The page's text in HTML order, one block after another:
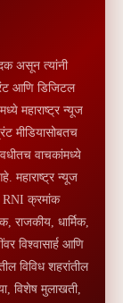
असून त्यांनी
आणि डिजिटल
महाराष्ट्र न्यूज
मीडियासोबतच
वाचकांमध्ये
महाराष्ट्र न्यूज
RNI क्रमांक
धार्मिक,
विश्वासार्ह आणि
विविध शहरांतील
विशेष मुलाखती,